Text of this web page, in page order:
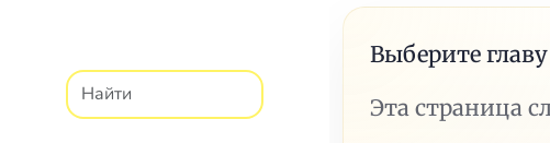
Выберите главу
Эта страница